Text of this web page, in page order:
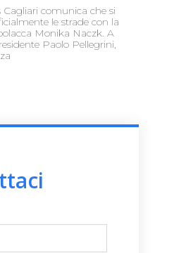
Cagliari comunica che si
le strade con la
Monika Naczk. A
Paolo Pellegrini,